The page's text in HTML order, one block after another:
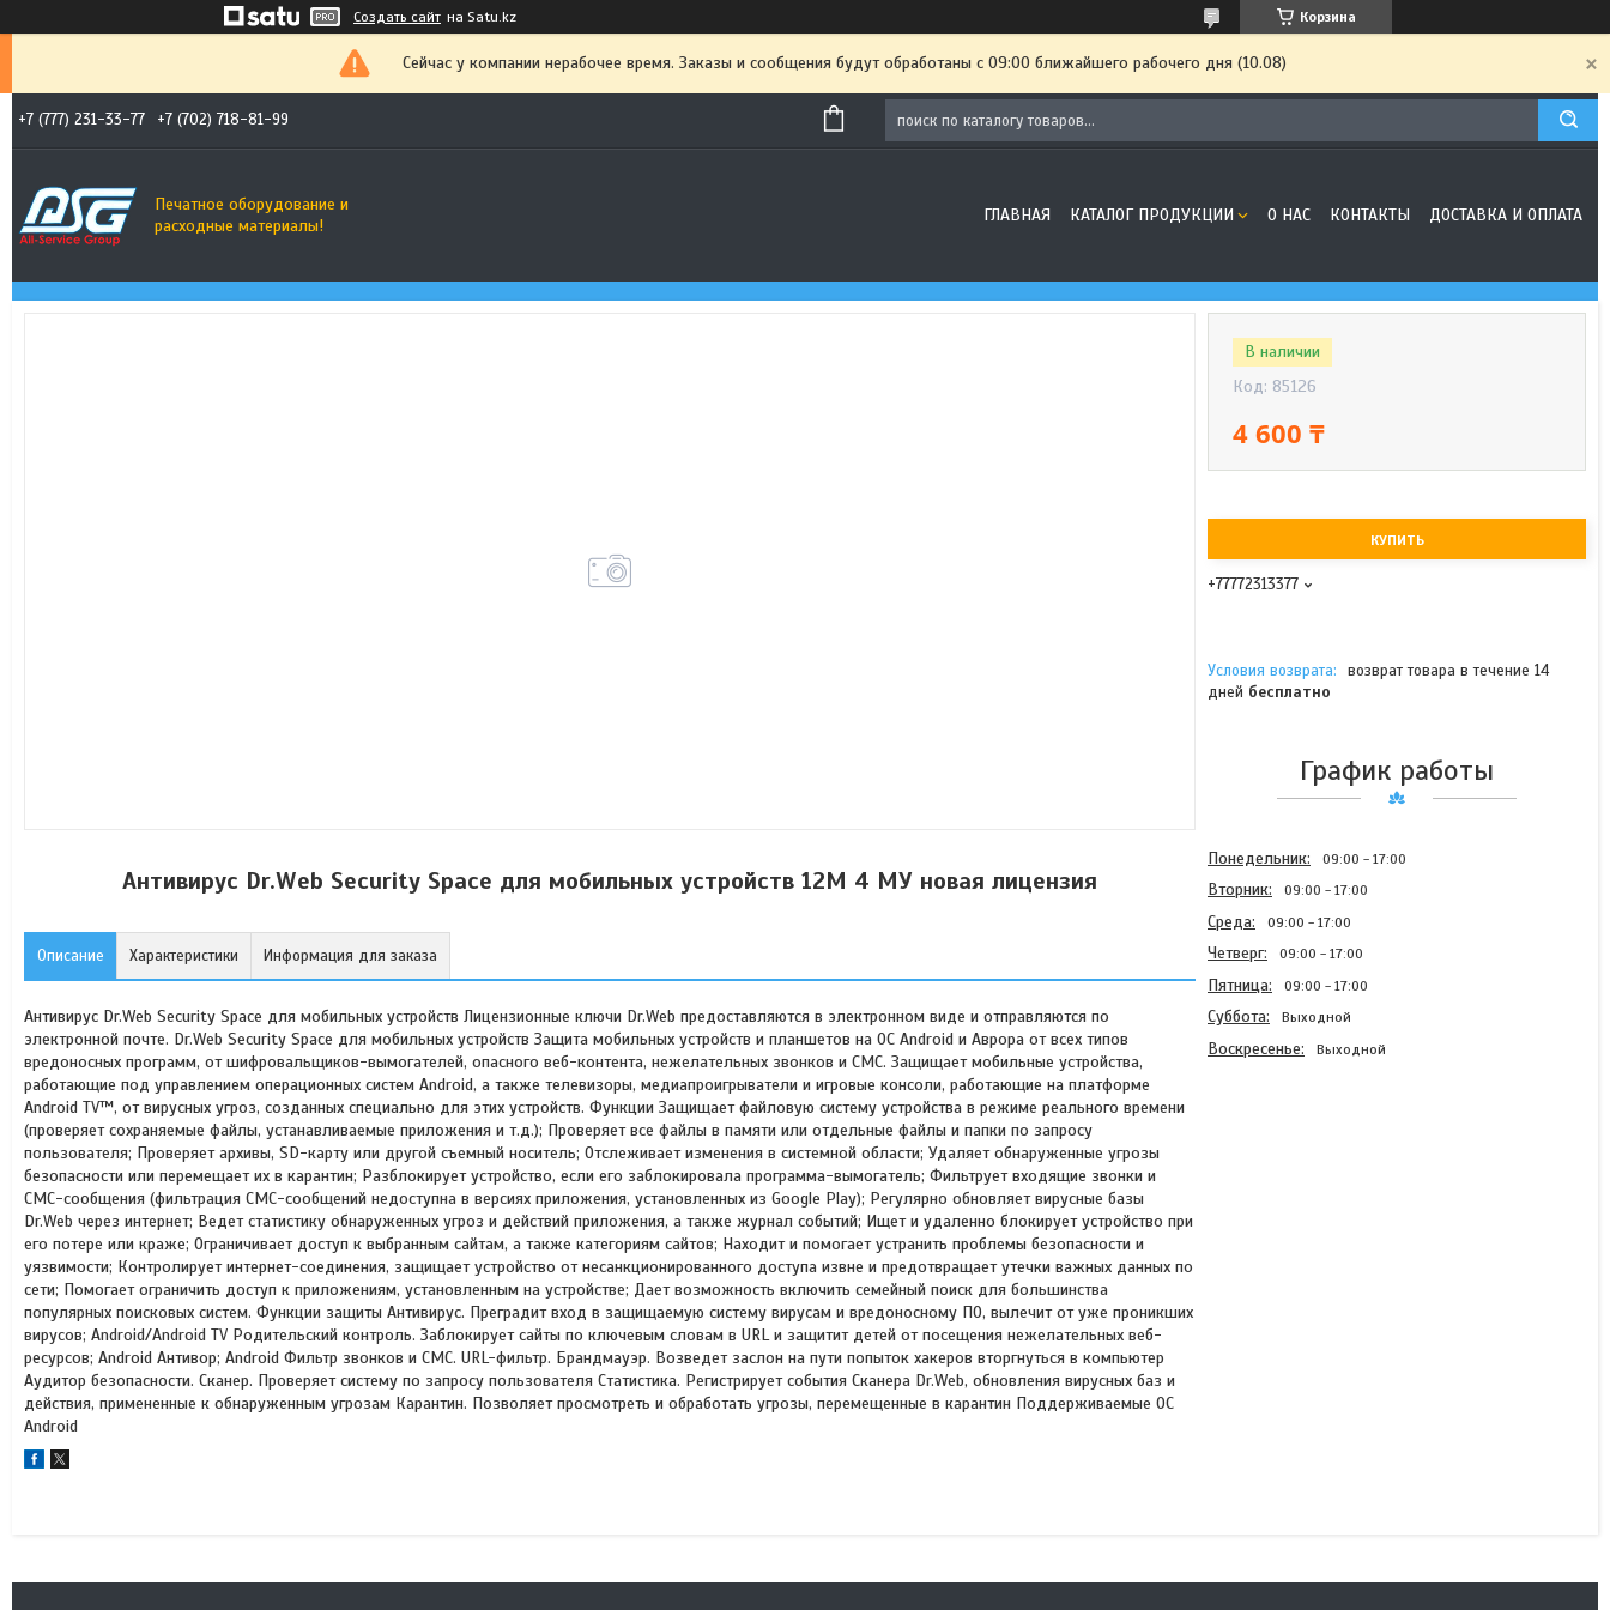
Создать сайт на Satu.kz Корзина
Сейчас у компании нерабочее время. Заказы и сообщения будут обработаны с 09:00 ближайшего рабочего дня (10.08)
+7 (777) 231-33-77 +7 (702) 718-81-99
Печатное оборудование и
расходные материалы!
ГЛАВНАЯ КАТАЛОГ ПРОДУКЦИИ О НАС КОНТАКТЫ ДОСТАВКА И ОПЛАТА
Антивирус Dr.Web Security Space для мобильных устройств 12М 4 МУ новая лицензия
Описание Характеристики Информация для заказа
Антивирус Dr.Web Security Space для мобильных устройств Лицензионные ключи Dr.Web предоставляются в электронном виде и отправляются по
электронной почте. Dr.Web Security Space для мобильных устройств Защита мобильных устройств и планшетов на ОС Android и Аврора от всех типов
вредоносных программ, от шифровальщиков-вымогателей, опасного веб-контента, нежелательных звонков и СМС. Защищает мобильные устройства,
работающие под управлением операционных систем Android, а также телевизоры, медиапроигрыватели и игровые консоли, работающие на платформе
Android TV™, от вирусных угроз, созданных специально для этих устройств. Функции Защищает файловую систему устройства в режиме реального времени
(проверяет сохраняемые файлы, устанавливаемые приложения и т.д.); Проверяет все файлы в памяти или отдельные файлы и папки по запросу
пользователя; Проверяет архивы, SD-карту или другой съемный носитель; Отслеживает изменения в системной области; Удаляет обнаруженные угрозы
безопасности или перемещает их в карантин; Разблокирует устройство, если его заблокировала программа-вымогатель; Фильтрует входящие звонки и
СМС-сообщения (фильтрация СМС-сообщений недоступна в версиях приложения, установленных из Google Play); Регулярно обновляет вирусные базы
Dr.Web через интернет; Ведет статистику обнаруженных угроз и действий приложения, а также журнал событий; Ищет и удаленно блокирует устройство при
его потере или краже; Ограничивает доступ к выбранным сайтам, а также категориям сайтов; Находит и помогает устранить проблемы безопасности и
уязвимости; Контролирует интернет-соединения, защищает устройство от несанкционированного доступа извне и предотвращает утечки важных данных по
сети; Помогает ограничить доступ к приложениям, установленным на устройстве; Дает возможность включить семейный поиск для большинства
популярных поисковых систем. Функции защиты Антивирус. Преградит вход в защищаемую систему вирусам и вредоносному ПО, вылечит от уже проникших
вирусов; Android/Android TV Родительский контроль. Заблокирует сайты по ключевым словам в URL и защитит детей от посещения нежелательных веб-
ресурсов; Android Антивор; Android Фильтр звонков и СМС. URL-фильтр. Брандмауэр. Возведет заслон на пути попыток хакеров вторгнуться в компьютер
Аудитор безопасности. Сканер. Проверяет систему по запросу пользователя Статистика. Регистрирует события Сканера Dr.Web, обновления вирусных баз и
действия, примененные к обнаруженным угрозам Карантин. Позволяет просмотреть и обработать угрозы, перемещенные в карантин Поддерживаемые ОС
Android
В наличии
Код: 85126
4 600 ₸
КУПИТЬ
+77772313377
возврат товара в течение 14
дней бесплатно
График работы
Понедельник 09:00 17:00
Вторник 09:00 17:00
Среда 09:00 17:00
Четверг 09:00 17:00
Пятница 09:00 17:00
Суббота Выходной
Воскресенье Выходной